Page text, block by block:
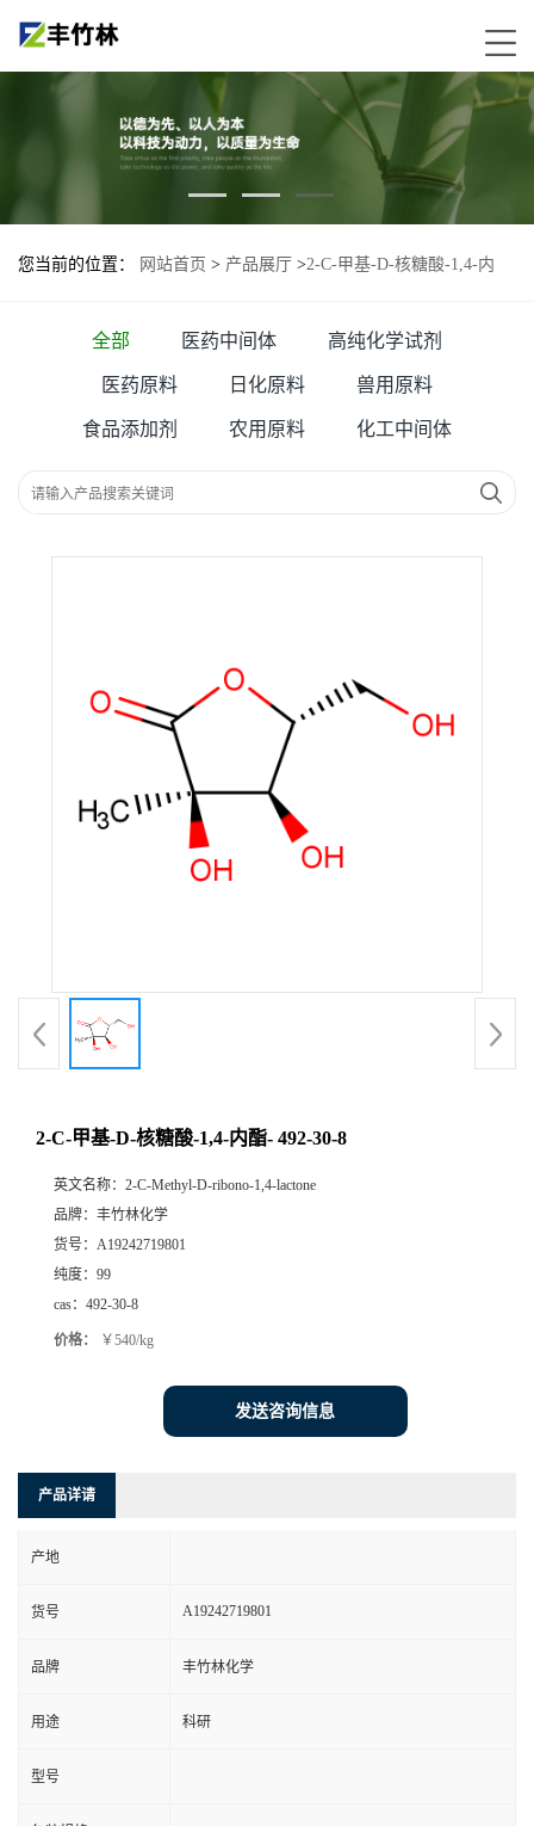
您当前的位置： 网站首页 > 产品展厅 >2-C-甲基-D-核糖酸-1,4-内
全部 医药中间体 高纯化学试剂
医药原料 日化原料 兽用原料
食品添加剂 农用原料 化工中间体
2-C-甲基-D-核糖酸-1,4-内酯- 492-30-8
英文名称： 2-C-Methyl-D-ribono-1,4-lactone
品牌： 丰竹林化学
货号： A19242719801
纯度： 99
cas： 492-30-8
价格： ￥540/kg
发送咨询信息
产品详请
产地
货号 A19242719801
品牌 丰竹林化学
用途 科研
型号